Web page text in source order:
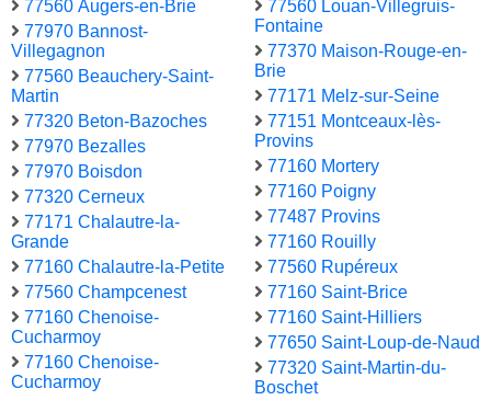
77560 Augers-en-Brie
77970 Bannost-
Villegagnon
77560 Beauchery-Saint-
Martin
77320 Beton-Bazoches
77970 Bezalles
77970 Boisdon
77320 Cerneux
77171 Chalautre-la-
Grande
77160 Chalautre-la-Petite
77560 Champcenest
77160 Chenoise-
Cucharmoy
77160 Chenoise-
Cucharmoy
77560 Louan-Villegruis-
Fontaine
77370 Maison-Rouge-en-
Brie
77171 Melz-sur-Seine
77151 Montceaux-lès-
Provins
77160 Mortery
77160 Poigny
77487 Provins
77160 Rouilly
77560 Rupéreux
77160 Saint-Brice
77160 Saint-Hilliers
77650 Saint-Loup-de-Naud
77320 Saint-Martin-du-
Boschet